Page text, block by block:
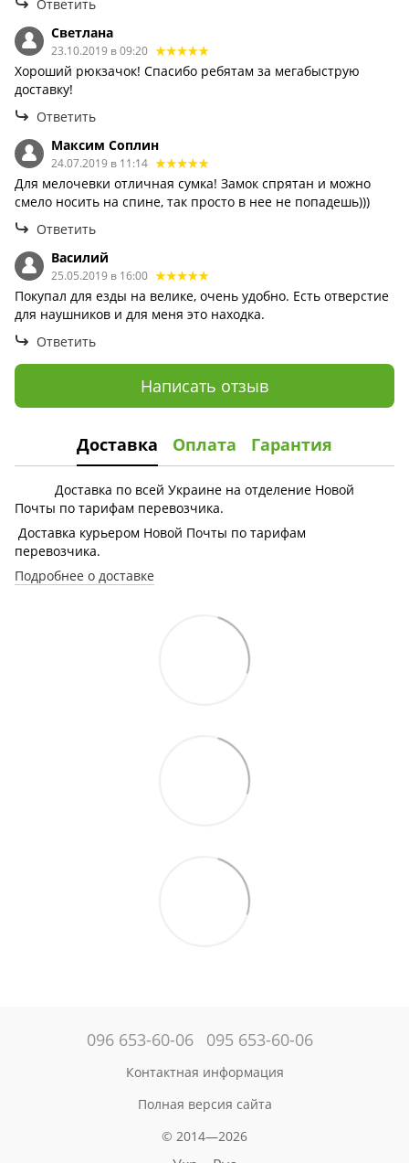
Ответить
Светлана
23.10.2019 в 09:20
Хороший рюкзачок! Спасибо ребятам за мегабыструю
доставку!
Ответить
Максим Соплин
24.07.2019 в 11:14
Для мелочевки отличная сумка! Замок спрятан и можно
смело носить на спине, так просто в нее не попадешь)))
Ответить
Василий
25.05.2019 в 16:00
Покупал для езды на велике, очень удобно. Есть отверстие
для наушников и для меня это находка.
Ответить
Написать отзыв
Доставка Оплата Гарантия
Доставка по всей Украине на отделение Новой
Почты по тарифам перевозчика.
Доставка курьером Новой Почты по тарифам
перевозчика.
Подробнее о доставке
096 653-60-06 095 653-60-06
Контактная информация
Полная версия сайта
© 2014—2026